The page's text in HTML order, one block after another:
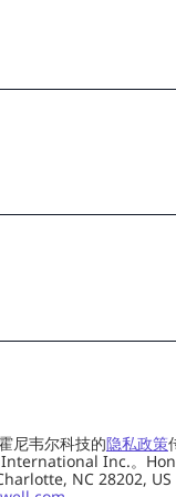
尼韦尔科技的隐私政策
International Inc.。
NC 28202, US